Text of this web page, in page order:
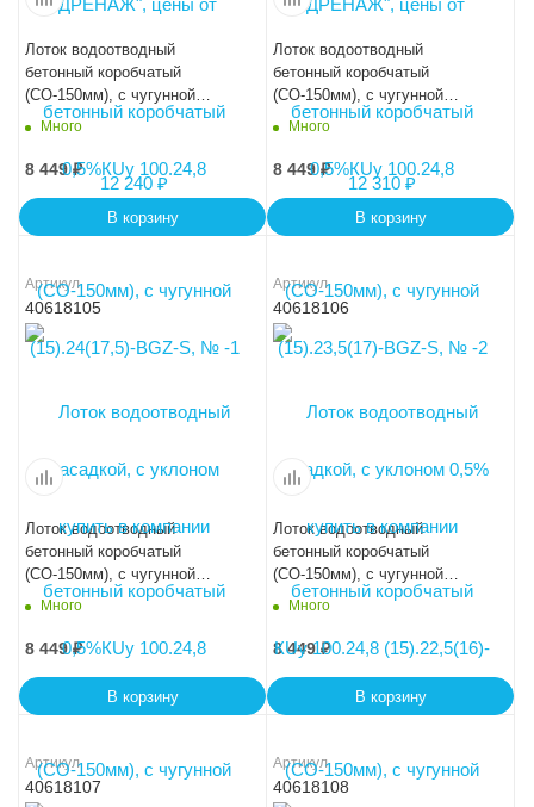
Лоток водоотводный
бетонный коробчатый
(СО-150мм), с чугунной
насадкой, с уклоном
(15).23(16,5)-BGZ-S, № -3
Много
8 449₽
В корзину
Лоток водоотводный
бетонный коробчатый
(СО-150мм), с чугунной
насадкой, с уклоном 0,5%
BGZ-S, № -4
Много
8 449₽
В корзину
Артикул
40618105
Лоток водоотводный
бетонный коробчатый
(СО-150мм), с чугунной
насадкой, с уклоном
(15).22(15,5)-BGZ-S, № -5
Много
8 449₽
В корзину
Артикул
40618106
Лоток водоотводный
бетонный коробчатый
(СО-150мм), с чугунной
насадкой, с уклоном
(15).21,5(15)-BGZ-S, № -6
Много
8 449₽
В корзину
Артикул
40618107
Артикул
40618108